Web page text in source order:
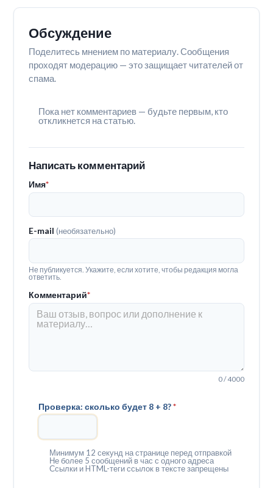
Обсуждение
Поделитесь мнением по материалу. Сообщения
проходят модерацию — это защищает читателей от
спама.
Пока нет комментариев — будьте первым, кто
откликнется на статью.
Написать комментарий
Имя*
E-mail(необязательно)
Не публикуется. Укажите, если хотите, чтобы редакция могла
ответить.
Комментарий*
0 / 4000
Проверка: сколько будет 8 + 8?*
Минимум 12 секунд на странице перед отправкой
Не более 5 сообщений в час с одного адреса
Ссылки и HTML-теги ссылок в тексте запрещены